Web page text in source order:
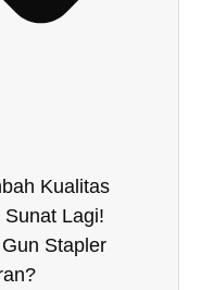
Kualitas
Lagi!
Stapler